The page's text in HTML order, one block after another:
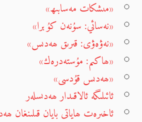
«مىشكات مەسابىھ»
«نەسائي: سۇنەن كۇبرا»
«نەۋەۋى: قىرىق ھەدىس»
«ھاكىم: مۇستەدرەك»
«ھەدىس قۇدسى»
ئائىلىگە ئالاقىدار ھەدىسلەر
ئاخىرەت ھاياتى بايان قىلىنغان